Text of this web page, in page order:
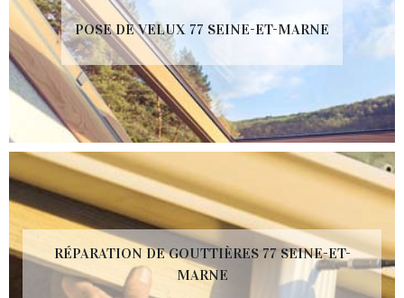
POSE DE VELUX 77 SEINE-ET-MARNE
RÉPARATION DE GOUTTIÈRES 77 SEINE-ET-
MARNE